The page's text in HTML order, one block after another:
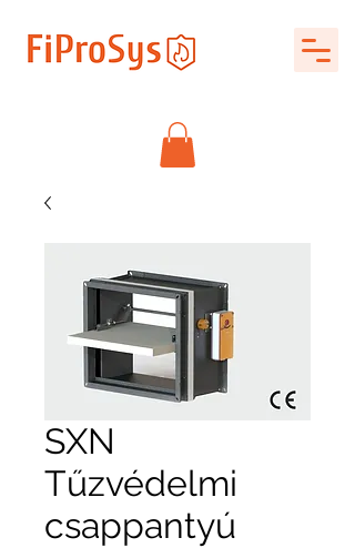
SXN
Tűzvédelmi
csappantyú